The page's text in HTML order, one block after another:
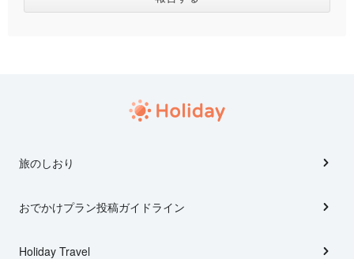
旅のしおり
おでかけプラン投稿ガイドライン
Holiday Travel